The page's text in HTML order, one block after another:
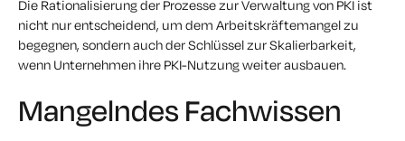
Die Rationalisierung der Prozesse zur Verwaltung von PKI ist
nicht nur entscheidend, um dem Arbeitskräftemangel zu
begegnen, sondern auch der Schlüssel zur Skalierbarkeit,
wenn Unternehmen ihre PKI-Nutzung weiter ausbauen.
Mangelndes Fachwissen